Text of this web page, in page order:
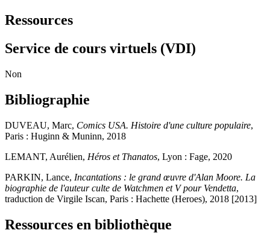
Ressources
Service de cours virtuels (VDI)
Non
Bibliographie
DUVEAU, Marc, Comics USA. Histoire d'une culture populaire,
Paris : Huginn & Muninn, 2018
LEMANT, Aurélien, Héros et Thanatos, Lyon : Fage, 2020
PARKIN, Lance, Incantations : le grand œuvre d'Alan Moore. La
biographie de l'auteur culte de Watchmen et V pour Vendetta,
traduction de Virgile Iscan, Paris : Hachette (Heroes), 2018 [2013]
Ressources en bibliothèque